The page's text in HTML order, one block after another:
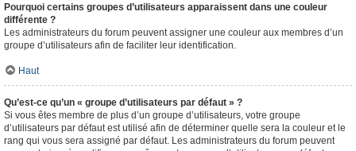
Pourquoi certains groupes d’utilisateurs apparaissent dans une couleur
différente ?
Les administrateurs du forum peuvent assigner une couleur aux membres d’un
groupe d’utilisateurs afin de faciliter leur identification.
Haut
Qu’est-ce qu’un « groupe d’utilisateurs par défaut » ?
Si vous êtes membre de plus d’un groupe d’utilisateurs, votre groupe
d’utilisateurs par défaut est utilisé afin de déterminer quelle sera la couleur et le
rang qui vous sera assigné par défaut. Les administrateurs du forum peuvent